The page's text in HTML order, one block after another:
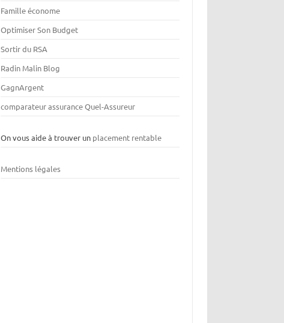
Famille économe
Optimiser Son Budget
Sortir du RSA
Radin Malin Blog
GagnArgent
comparateur assurance Quel-Assureur
On vous aide à trouver un placement rentable
Mentions légales